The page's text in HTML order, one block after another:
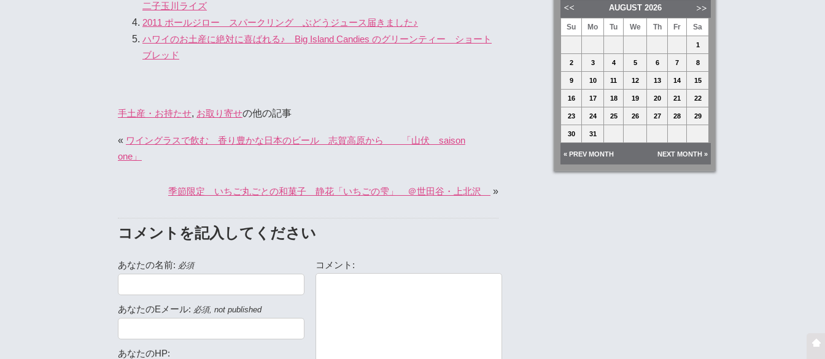
二子玉川ライズ
2011 ポールジロー スパークリング ぶどうジュース届きました♪
ハワイのお土産に絶対に喜ばれる♪ Big Island Candies のグリーンティー ショート
ブレッド
手土産・お持たせ, お取り寄せの他の記事
« ワイングラスで飲む 香り豊かな日本のビール 志賀高原から 「山伏 saison
one」
季節限定 いちご丸ごとの和菓子 静花「いちごの雫」 ＠世田谷・上北沢 »
コメントを記入してください
あなたの名前: 必須
あなたのEメール: 必須, not published
あなたのHP:
コメント:
AUGUST 2026
Su Mo Tu We Th Fr Sa
1
2 3 4 5 6 7 8
9 10 11 12 13 14 15
16 17 18 19 20 21 22
23 24 25 26 27 28 29
30 31
« PREV MONTH NEXT MONTH »